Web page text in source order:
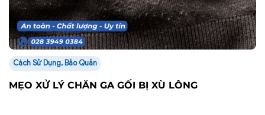
Cách Sử Dụng, Bảo Quản
MẸO XỬ LÝ CHĂN GA GỐI BỊ XÙ LÔNG